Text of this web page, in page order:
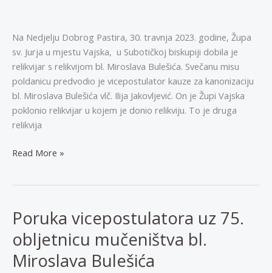
Na Nedjelju Dobrog Pastira, 30. travnja 2023. godine, Župa
sv. Jurja u mjestu Vajska, u Subotičkoj biskupiji dobila je
relikvijar s relikvijom bl. Miroslava Bulešića. Svečanu misu
poldanicu predvodio je vicepostulator kauze za kanonizaciju
bl. Miroslava Bulešića vlč. Ilija Jakovljević. On je Župi Vajska
poklonio relikvijar u kojem je donio relikviju. To je druga
relikvija
Druga
u
Subotičkoj
biskupiji
Read More »
Poruka vicepostulatora uz 75.
obljetnicu mučeništva bl.
Miroslava Bulešića